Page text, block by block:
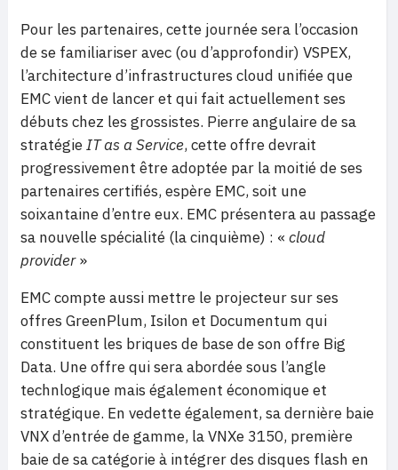
Pour les partenaires, cette journée sera l’occasion
de se familiariser avec (ou d’approfondir) VSPEX,
l’architecture d’infrastructures cloud unifiée que
EMC vient de lancer et qui fait actuellement ses
débuts chez les grossistes. Pierre angulaire de sa
stratégieIT as a Service, cette offre devrait
progressivement être adoptée par la moitié de ses
partenaires certifiés, espère EMC, soit une
soixantaine d’entre eux. EMC présentera au passage
sa nouvelle spécialité (la cinquième) : « cloud
provider»
EMC compte aussi mettre le projecteur sur ses
offres GreenPlum, Isilon et Documentum qui
constituent les briques de base de son offre Big
Data. Une offre qui sera abordée sous l’angle
technlogique mais également économique et
stratégique. En vedette également, sa dernière baie
VNX d’entrée de gamme, la VNXe 3150, première
baie de sa catégorie à intégrer des disques flash en